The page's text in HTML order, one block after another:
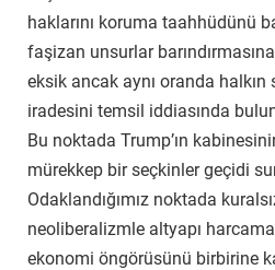
haklarını koruma taahhüdünü
faşizan unsurlar
eksik ancak aynı oranda halkın
iradesini temsil iddiasında
Bu noktada Trump’ın
mürekkep bir seçkinler geçidi
Odaklandığımız noktada
neoliberalizmle altyapı
ekonomi öngörüsünü birbirine